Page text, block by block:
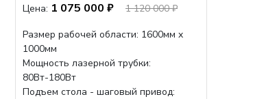
Цена: 1 075 000 ₽
1 120 000 ₽
Размер рабочей области: 1600мм x
1000мм
Мощность лазерной трубки:
80Вт-180Вт
Подъем стола - шаговый привод: